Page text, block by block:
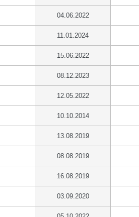
04.06.2022
11.01.2024
15.06.2022
08.12.2023
12.05.2022
10.10.2014
13.08.2019
08.08.2019
16.08.2019
03.09.2020